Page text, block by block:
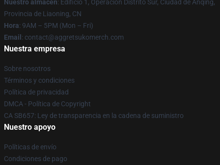
Nuestro almacén: Edificio 1, Operación Distrito Sur, Ciudad de Anqing,
Provincia de Liaoning, CN
Hora: 9AM – 5PM (Mon – Fri)
Email : contact@aggretsukomerch.com
Nuestra empresa
Sobre nosotros
Términos y condiciones
Política de privacidad
DMCA - Política de Copyright
CA SB657: Ley de transparencia en la cadena de suministro
Nuestro apoyo
Políticas de envío
Condiciones de pago